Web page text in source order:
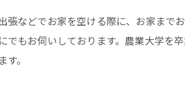
張などでお家を空ける際に、お家まで
でもお伺いしております。農業大学を
す。